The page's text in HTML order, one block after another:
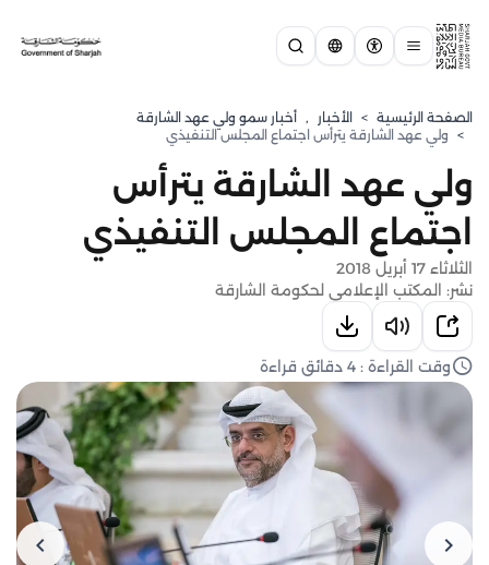
الصفحة الرئيسية > الأخبار , ⁠أخبار سمو ولي عهد الشارقة
> ولي عهد الشارقة يترأس اجتماع المجلس التنفيذي
ولي عهد الشارقة يترأس
اجتماع المجلس التنفيذي
الثلاثاء 17 أبريل 2018
نشر: المكتب الإعلامي لحكومة الشارقة
وقت القراءة : 4 دقائق قراءة